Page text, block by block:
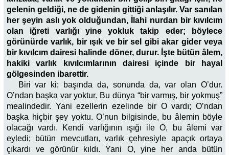
gelenin geldiği, ne de gidenin gittiği anlaşılır. Var sanılan
her şeyin aslı yok olduğundan, İlahi nurdan bir kıvılcım
olan iğreti varlığı yine yokluk takip eder; böylece
görünürde varlık, bir ışık ve bir sel gibi akar gider veya
bir kıvılcım dairesi halinde döner, durur. İşte bütün âlem,
hakiki varlık kıvılcımlarının dairesi içinde bir hayal
gölgesinden ibarettir.
Biri var ki; başında da, sonunda da, var olan O’dur.
O’ndan başka var yoktur. Bu dünya “bir varmış, bir yokmuş”
mealindedir. Yani ezellerin ezelinde bir O vardı; O’ndan
başka hiçbir şey yoktu. O’nun bilgisinde, bu âlemin böyle
olacağı vardı. Kendi varlığının ışığı ile O, bu âlemi var
eyledi; bütün mevcutları, varlık çehresiyle apaçık ortaya
çıkardı ve görünür kıldı. Yani O, yine her anda bütün